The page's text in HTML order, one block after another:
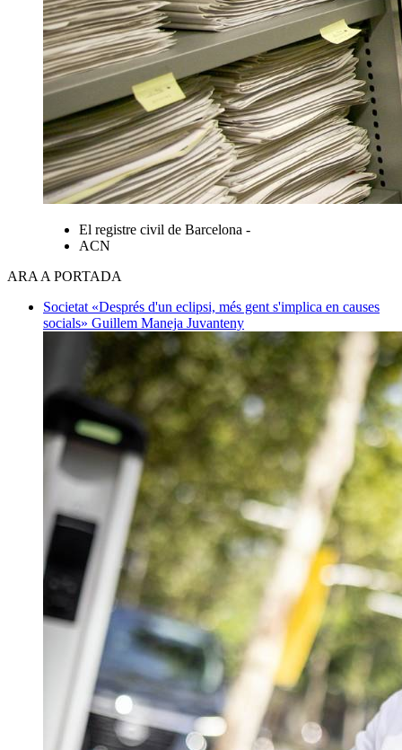
El registre civil de Barcelona -
ACN
ARA A PORTADA
Societat «Després d'un eclipsi, més gent s'implica en causes
socials» Guillem Maneja Juvanteny